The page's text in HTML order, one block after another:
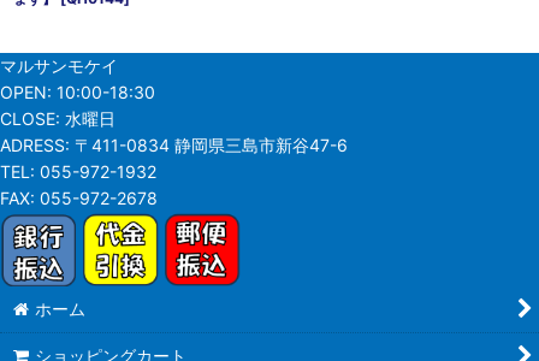
マルサンモケイ
OPEN: 10:00-18:30
CLOSE: 水曜日
ADRESS: 〒411-0834 静岡県三島市新谷47-6
TEL: 055-972-1932
FAX: 055-972-2678
ホーム
ショッピングカート